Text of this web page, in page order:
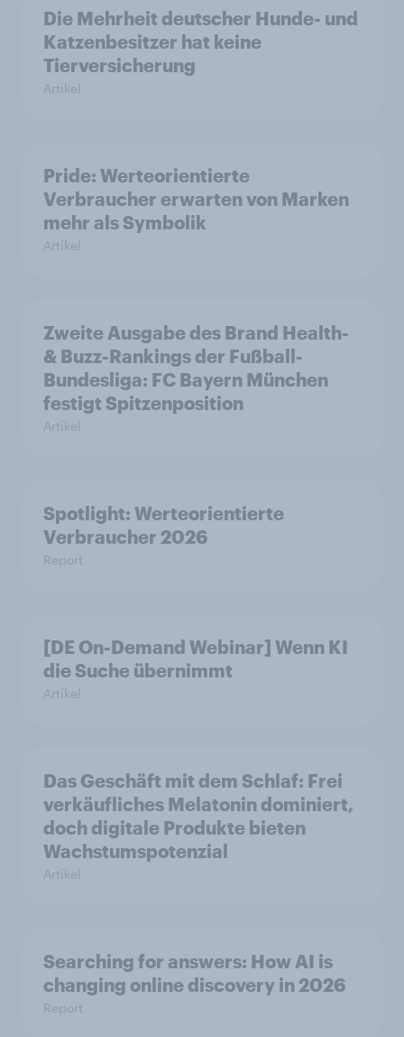
Die Mehrheit deutscher Hunde- und
Katzenbesitzer hat keine
Tierversicherung
Artikel
Pride: Werteorientierte
Verbraucher erwarten von Marken
mehr als Symbolik
Artikel
Zweite Ausgabe des Brand Health-
& Buzz-Rankings der Fußball-
Bundesliga: FC Bayern München
festigt Spitzenposition
Artikel
Spotlight: Werteorientierte
Verbraucher 2026
Report
[DE On-Demand Webinar] Wenn KI
die Suche übernimmt
Artikel
Das Geschäft mit dem Schlaf: Frei
verkäufliches Melatonin dominiert,
doch digitale Produkte bieten
Wachstumspotenzial
Artikel
Searching for answers: How AI is
changing online discovery in 2026
Report